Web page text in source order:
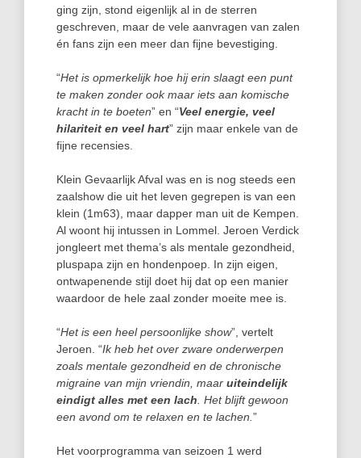
ging zijn, stond eigenlijk al in de sterren
geschreven, maar de vele aanvragen van zalen
én fans zijn een meer dan fijne bevestiging.
“Het is opmerkelijk hoe hij erin slaagt een punt
te maken zonder ook maar iets aan komische
kracht in te boeten” en “Veel energie, veel
hilariteit en veel hart” zijn maar enkele van de
fijne recensies.
Klein Gevaarlijk Afval was en is nog steeds een
zaalshow die uit het leven gegrepen is van een
klein (1m63), maar dapper man uit de Kempen.
Al woont hij intussen in Lommel. Jeroen Verdick
jongleert met thema’s als mentale gezondheid,
pluspapa zijn en hondenpoep. In zijn eigen,
ontwapenende stijl doet hij dat op een manier
waardoor de hele zaal zonder moeite mee is.
“Het is een heel persoonlijke show”, vertelt
Jeroen. “Ik heb het over zware onderwerpen
zoals mentale gezondheid en de chronische
migraine van mijn vriendin, maar uiteindelijk
eindigt alles met een lach . Het blijft gewoon
een avond om te relaxen en te lachen. ”
Het voorprogramma van seizoen 1 werd